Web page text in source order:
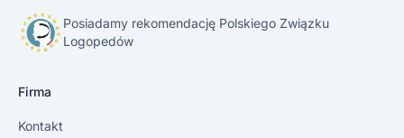
Posiadamy rekomendację Polskiego Związku
Logopedów
Firma
Kontakt